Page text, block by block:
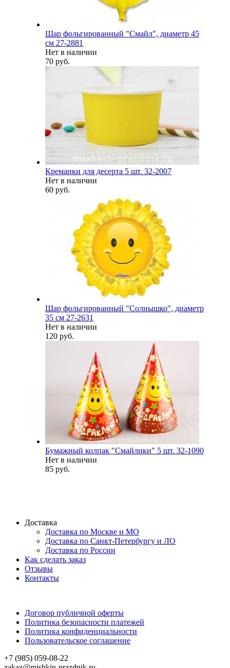
Шар фольгированный "Смайл", диаметр 45
см 27-2881
Нет в наличии
70 руб.
Креманки для десерта 5 шт. 32-2007
Нет в наличии
60 руб.
Шар фольгированный "Солнышко", диаметр
35 см 27-2631
Нет в наличии
120 руб.
Бумажный колпак "Смайлики" 5 шт. 32-1090
Нет в наличии
85 руб.
Доставка
Доставка по Москве и МО
Доставка по Санкт-Петербургу и ЛО
Доставка по России
Как сделать заказ
Отзывы
Контакты
Договор публичной оферты
Политика безопасности платежей
Политика конфиденциальности
Пользовательское соглашение
+7 (985) 059-08-22